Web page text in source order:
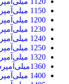
1150 میلی‌آمپرساعت
1200 میلی‌آمپرساعت
1230 میلی‌آمپرساعت
1240 میلی‌آمپرساعت
1250 میلی‌آمپرساعت
1320 میلی‌آمپرساعت
1360میلی‌آمپرساعت
1400 میلی‌آمپرساعت